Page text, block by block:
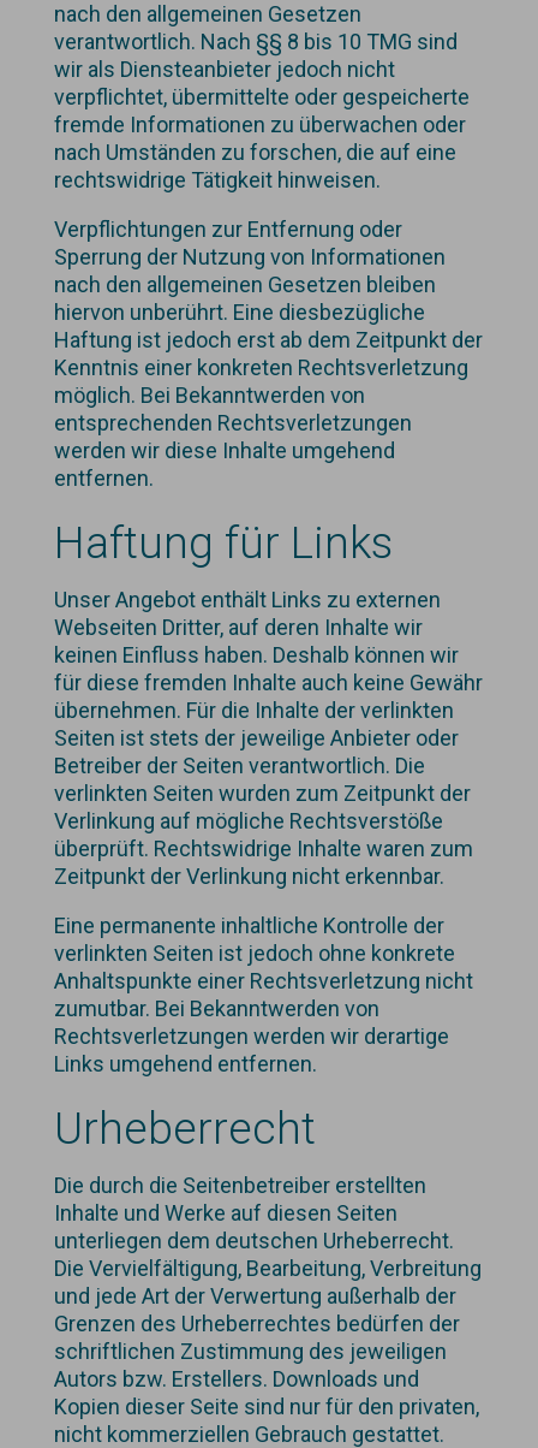
nach den allgemeinen Gesetzen
verantwortlich. Nach §§ 8 bis 10 TMG sind
wir als Diensteanbieter jedoch nicht
verpflichtet, übermittelte oder gespeicherte
fremde Informationen zu überwachen oder
nach Umständen zu forschen, die auf eine
rechtswidrige Tätigkeit hinweisen.
Verpflichtungen zur Entfernung oder
Sperrung der Nutzung von Informationen
nach den allgemeinen Gesetzen bleiben
hiervon unberührt. Eine diesbezügliche
Haftung ist jedoch erst ab dem Zeitpunkt der
Kenntnis einer konkreten Rechtsverletzung
möglich. Bei Bekanntwerden von
entsprechenden Rechtsverletzungen
werden wir diese Inhalte umgehend
entfernen.
Haftung für Links
Unser Angebot enthält Links zu externen
Webseiten Dritter, auf deren Inhalte wir
keinen Einfluss haben. Deshalb können wir
für diese fremden Inhalte auch keine Gewähr
übernehmen. Für die Inhalte der verlinkten
Seiten ist stets der jeweilige Anbieter oder
Betreiber der Seiten verantwortlich. Die
verlinkten Seiten wurden zum Zeitpunkt der
Verlinkung auf mögliche Rechtsverstöße
überprüft. Rechtswidrige Inhalte waren zum
Zeitpunkt der Verlinkung nicht erkennbar.
Eine permanente inhaltliche Kontrolle der
verlinkten Seiten ist jedoch ohne konkrete
Anhaltspunkte einer Rechtsverletzung nicht
zumutbar. Bei Bekanntwerden von
Rechtsverletzungen werden wir derartige
Links umgehend entfernen.
Urheberrecht
Die durch die Seitenbetreiber erstellten
Inhalte und Werke auf diesen Seiten
unterliegen dem deutschen Urheberrecht.
Die Vervielfältigung, Bearbeitung, Verbreitung
und jede Art der Verwertung außerhalb der
Grenzen des Urheberrechtes bedürfen der
schriftlichen Zustimmung des jeweiligen
Autors bzw. Erstellers. Downloads und
Kopien dieser Seite sind nur für den privaten,
nicht kommerziellen Gebrauch gestattet.